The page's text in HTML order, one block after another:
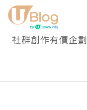
社群創作有價企劃